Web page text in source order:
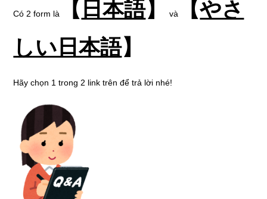
Có 2 form là 【 日本語】 và 【やさ
しい日本語】
Hãy chọn 1 trong 2 link trên để trả lời nhé!